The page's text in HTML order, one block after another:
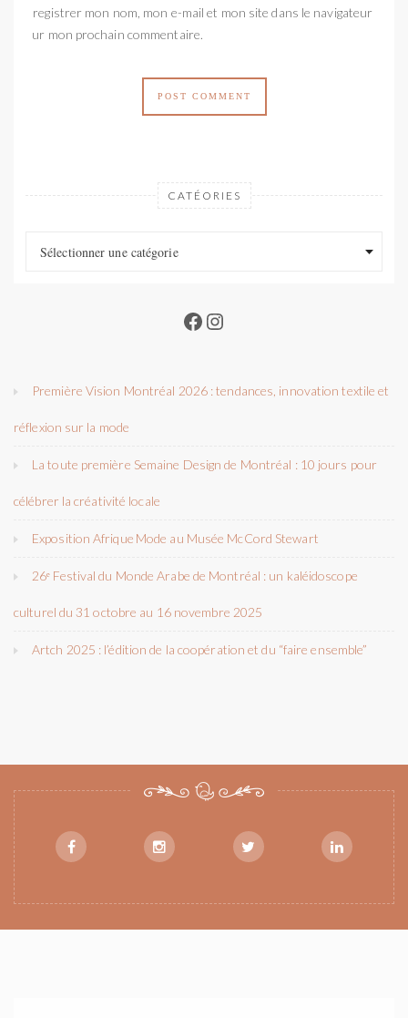
Enregistrer mon nom, mon e-mail et mon site dans le navigateur
pour mon prochain commentaire.
CATÉORIES
Sélectionner une catégorie
Facebook
Instagram
Première Vision Montréal 2026 : tendances, innovation textile et
réflexion sur la mode
La toute première Semaine Design de Montréal : 10 jours pour
célébrer la créativité locale
Exposition Afrique Mode au Musée McCord Stewart
26ᵉ Festival du Monde Arabe de Montréal : un kaléidoscope
culturel du 31 octobre au 16 novembre 2025
Artch 2025 : l’édition de la coopération et du “faire ensemble”